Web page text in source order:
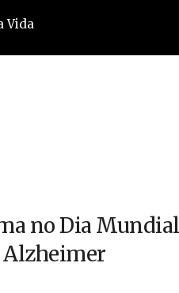
no Dia
Alzheimer